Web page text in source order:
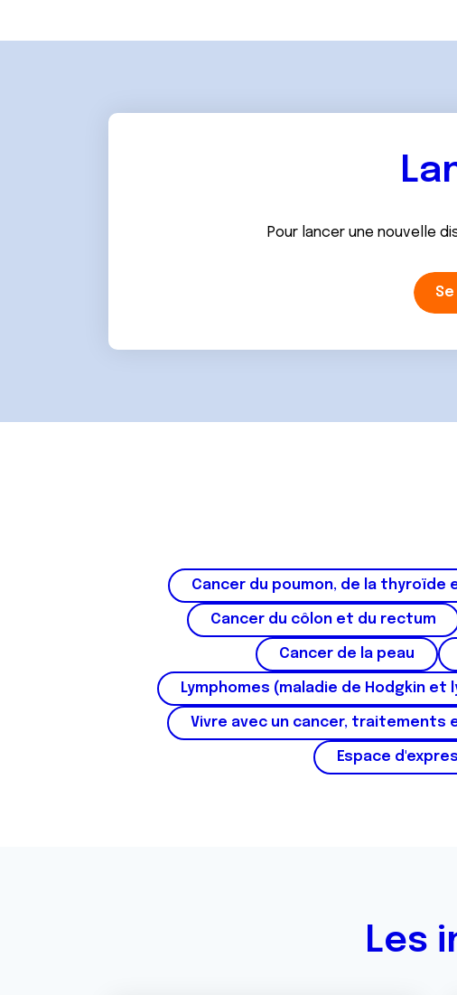
Pour lancer une nouvelle
Cancer du poumon, de la
Cancer du côlon et du rectum
Cancer de la peau
Lymphomes (maladie de Hodgkin et
Vivre avec un cancer, traitements
Espace
Les